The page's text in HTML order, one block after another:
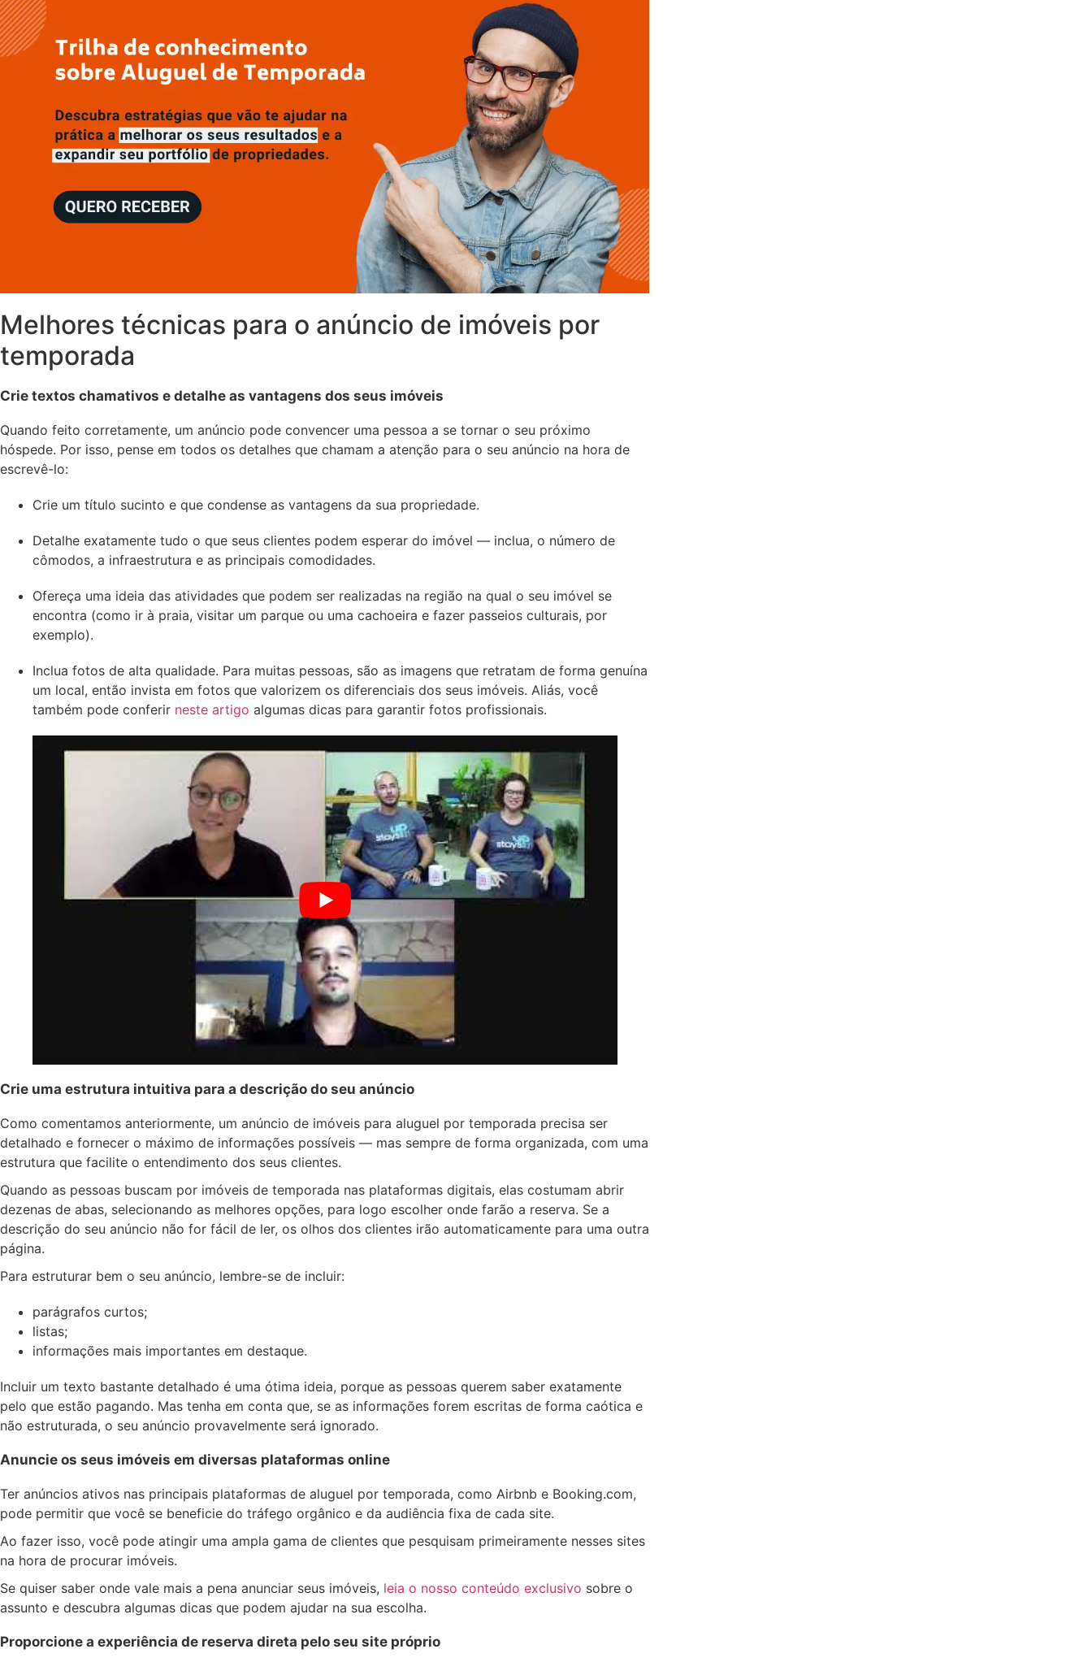
Melhores técnicas para o anúncio de imóveis por
temporada
Crie textos chamativos e detalhe as vantagens dos seus imóveis
Quando feito corretamente, um anúncio pode convencer uma pessoa a se tornar o seu próximo
hóspede. Por isso, pense em todos os detalhes que chamam a atenção para o seu anúncio na hora de
escrevê-lo:
Crie um título sucinto e que condense as vantagens da sua propriedade.
Detalhe exatamente tudo o que seus clientes podem esperar do imóvel — inclua, o número de
cômodos, a infraestrutura e as principais comodidades.
Ofereça uma ideia das atividades que podem ser realizadas na região na qual o seu imóvel se
encontra (como ir à praia, visitar um parque ou uma cachoeira e fazer passeios culturais, por
exemplo).
Inclua fotos de alta qualidade. Para muitas pessoas, são as imagens que retratam de forma genuína
um local, então invista em fotos que valorizem os diferenciais dos seus imóveis. Aliás, você
também pode conferir neste artigo algumas dicas para garantir fotos profissionais.
Crie uma estrutura intuitiva para a descrição do seu anúncio
Como comentamos anteriormente, um anúncio de imóveis para aluguel por temporada precisa ser
detalhado e fornecer o máximo de informações possíveis — mas sempre de forma organizada, com uma
estrutura que facilite o entendimento dos seus clientes.
Quando as pessoas buscam por imóveis de temporada nas plataformas digitais, elas costumam abrir
dezenas de abas, selecionando as melhores opções, para logo escolher onde farão a reserva. Se a
descrição do seu anúncio não for fácil de ler, os olhos dos clientes irão automaticamente para uma outra
página.
Para estruturar bem o seu anúncio, lembre-se de incluir:
parágrafos curtos;
listas;
informações mais importantes em destaque.
Incluir um texto bastante detalhado é uma ótima ideia, porque as pessoas querem saber exatamente
pelo que estão pagando. Mas tenha em conta que, se as informações forem escritas de forma caótica e
não estruturada, o seu anúncio provavelmente será ignorado.
Anuncie os seus imóveis em diversas plataformas online
Ter anúncios ativos nas principais plataformas de aluguel por temporada, como Airbnb e Booking.com,
pode permitir que você se beneficie do tráfego orgânico e da audiência fixa de cada site.
Ao fazer isso, você pode atingir uma ampla gama de clientes que pesquisam primeiramente nesses sites
na hora de procurar imóveis.
Se quiser saber onde vale mais a pena anunciar seus imóveis, leia o nosso conteúdo exclusivo sobre o
assunto e descubra algumas dicas que podem ajudar na sua escolha.
Proporcione a experiência de reserva direta pelo seu site próprio